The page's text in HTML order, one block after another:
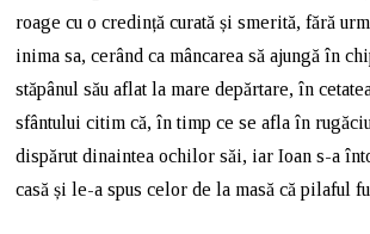
roage cu o credință curată și smerită, fără
inima sa, cerând ca mâncarea să ajungă în
stăpânul său aflat la mare depărtare, în
sfântului citim că, în timp ce se afla în
dispărut dinaintea ochilor săi, iar Ioan s-a
casă și le-a spus celor de la masă că pilaful